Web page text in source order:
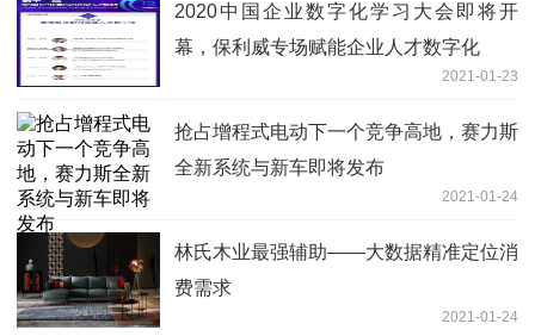
2020中国企业数字化学习大会即将开
幕，保利威专场赋能企业人才数字化
2021-01-23
抢占增程式电动下一个竞争高地，赛力斯
全新系统与新车即将发布
2021-01-24
林氏木业最强辅助——大数据精准定位消
费需求
2021-01-24